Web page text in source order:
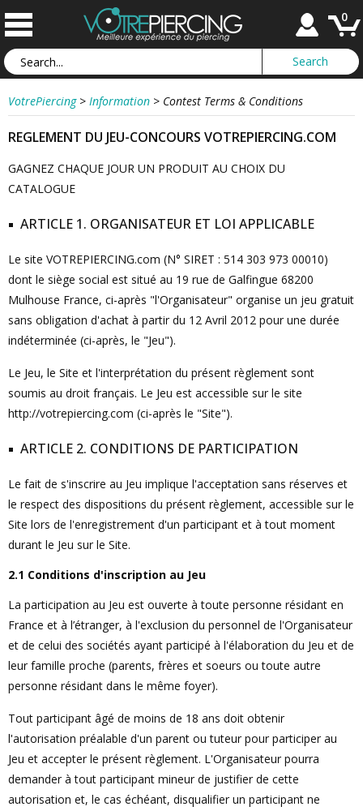
0
VotrePiercing > Information > Contest Terms & Conditions
REGLEMENT DU JEU-CONCOURS VOTREPIERCING.COM
GAGNEZ CHAQUE JOUR UN PRODUIT AU CHOIX DU
CATALOGUE
ARTICLE 1. ORGANISATEUR ET LOI APPLICABLE
Le site VOTREPIERCING.com (N° SIRET : 514 303 973 00010)
dont le siège social est situé au 19 rue de Galfingue 68200
Mulhouse France, ci-après "l'Organisateur" organise un jeu gratuit
sans obligation d'achat à partir du 12 Avril 2012 pour une durée
indéterminée (ci-après, le "Jeu").
Le Jeu, le Site et l'interprétation du présent règlement sont
soumis au droit français. Le Jeu est accessible sur le site
http://votrepiercing.com (ci-après le "Site").
ARTICLE 2. CONDITIONS DE PARTICIPATION
Le fait de s'inscrire au Jeu implique l'acceptation sans réserves et
le respect des dispositions du présent règlement, accessible sur le
Site lors de l'enregistrement d'un participant et à tout moment
durant le Jeu sur le Site.
2.1 Conditions d'inscription au Jeu
La participation au Jeu est ouverte à toute personne résidant en
France et à l’étranger, à l'exclusion du personnel de l'Organisateur
et de celui des sociétés ayant participé à l'élaboration du Jeu et de
leur famille proche (parents, frères et soeurs ou toute autre
personne résidant dans le même foyer).
Tout participant âgé de moins de 18 ans doit obtenir
l'autorisation préalable d'un parent ou tuteur pour participer au
Jeu et accepter le présent règlement. L'Organisateur pourra
demander à tout participant mineur de justifier de cette
autorisation et, le cas échéant, disqualifier un participant ne